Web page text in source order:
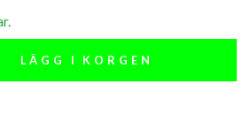
LÄGG I KORGEN